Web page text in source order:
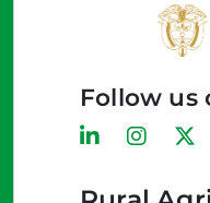
Follow us